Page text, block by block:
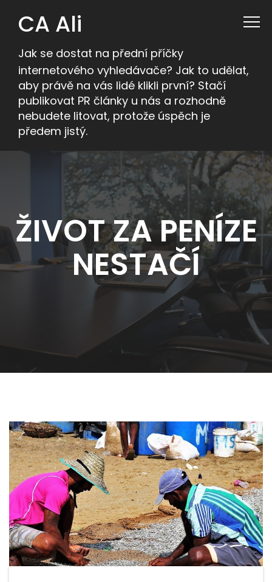
CA Ali
Jak se dostat na přední příčky
internetového vyhledávače? Jak to udělat,
aby právě na vás lidé klikli první? Stačí
publikovat PR články u nás a rozhodně
nebudete litovat, protože úspěch je
předem jistý.
ŽIVOT ZA PENÍZE
NESTAČÍ